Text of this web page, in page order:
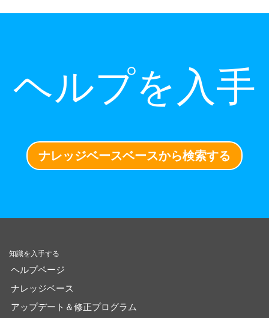
ヘルプを入手
ナレッジベースベースから検索する
知識を入手する
ヘルプページ
ナレッジベース
アップデート＆修正プログラム